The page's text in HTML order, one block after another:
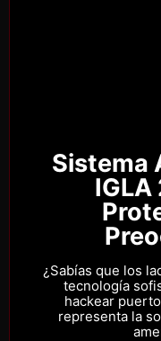
Sistema
IGLA
¿Sabías que los
tecnología
hackear
representa la